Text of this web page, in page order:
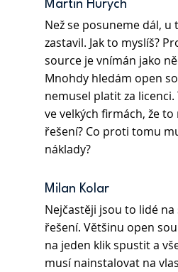
Martin Hurych
Než se posuneme dál,
zastavil. Jak to myslíš?
source je vnímán jako
Mnohdy hledám open
nemusel platit za licenci.
ve velkých firmách, že
řešení? Co proti tomu
náklady?
Milan Kolar
Nejčastěji jsou to lidé
řešení. Většinu open
na jeden klik spustit a
musí nainstalovat na